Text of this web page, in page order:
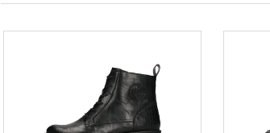
V
Původně:2 799 Kč